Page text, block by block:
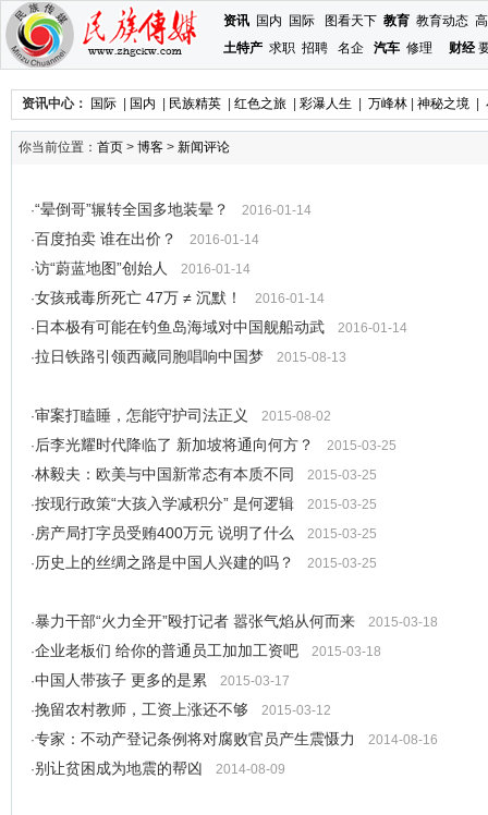
资讯 国内 国际 图看天下 教育 教育动态
土特产 求职 招聘 名企 汽车 修理 财经
资讯中心： 国际 国内 民族精英 红色之旅 彩瀑人生 万峰林 神秘之境
你当前位置： 首页 > 博客 > 新闻评论
·“晕倒哥”辗转全国多地装晕？
2016-01-14
·百度拍卖 谁在出价？
2016-01-14
·访“蔚蓝地图”创始人
2016-01-14
·女孩戒毒所死亡 47万 ≠ 沉默！
2016-01-14
· 日本极有可能在钓鱼岛海域对中国舰船动武
2016-01-14
·拉日铁路引领西藏同胞唱响中国梦 2015-08-13
·审案打瞌睡，怎能守护司法正义
2015-08-02
· 后李光耀时代降临了 新加坡将通向何方？
2015-03-25
·林毅夫：欧美与中国新常态有本质不同
2015-03-25
·按现行政策“大孩入学减积分” 是何逻辑
2015-03-25
· 房产局打字员受贿400万元 说明了什么
2015-03-25
· 历史上的丝绸之路是中国人兴建的吗？ 2015-03-25
·暴力干部“火力全开”殴打记者 嚣张气焰从何而来
2015-03-18
·企业老板们 给你的普通员工加加工资吧
2015-03-18
·中国人带孩子 更多的是累
2015-03-17
·挽留农村教师，工资上涨还不够
2015-03-12
·专家：不动产登记条例将对腐败官员产生震慑力
2014-08-16
·别让贫困成为地震的帮凶 2014-08-09